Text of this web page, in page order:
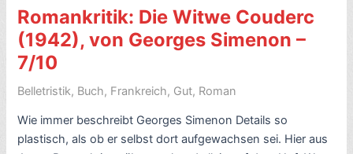
Julia
Schoch
(2023)
7/10
Romankritik: Die Witwe Couderc
(1942), von Georges Simenon –
7/10
Belletristik, Buch, Frankreich, Gut, Roman
Wie immer beschreibt Georges Simenon Details so
plastisch, als ob er selbst dort aufgewachsen sei. Hier aus